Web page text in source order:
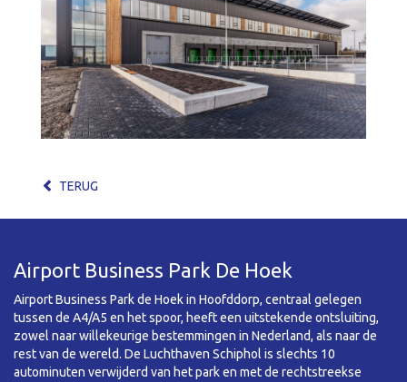
TERUG
Airport Business Park De Hoek
Airport Business Park de Hoek in Hoofddorp, centraal gelegen
tussen de A4/A5 en het spoor, heeft een uitstekende ontsluiting,
zowel naar willekeurige bestemmingen in Nederland, als naar de
rest van de wereld. De Luchthaven Schiphol is slechts 10
autominuten verwijderd van het park en met de rechtstreekse